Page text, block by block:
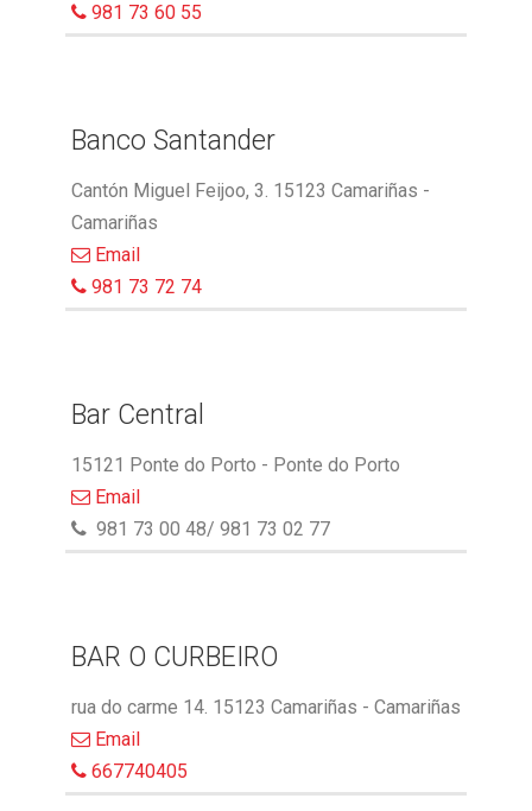
981 73 60 55
Banco Santander
Cantón Miguel Feijoo, 3. 15123 Camariñas -
Camariñas
Email
981 73 72 74
Bar Central
15121 Ponte do Porto - Ponte do Porto
Email
981 73 00 48/ 981 73 02 77
BAR O CURBEIRO
rua do carme 14. 15123 Camariñas - Camariñas
Email
667740405